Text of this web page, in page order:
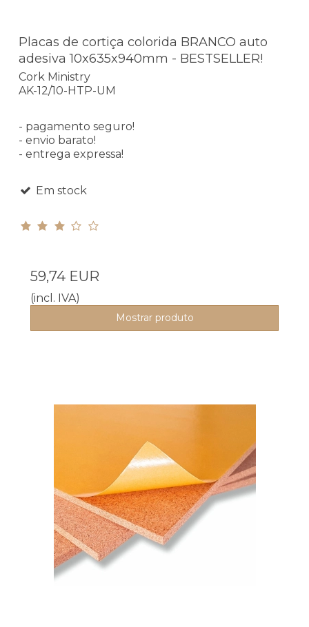
Placas de cortiça colorida BRANCO auto
adesiva 10x635x940mm - BESTSELLER!
Cork Ministry
AK-12/10-HTP-UM
- pagamento seguro!
- envio barato!
- entrega expressa!
Em stock
59,74 EUR
(incl. IVA)
Mostrar produto